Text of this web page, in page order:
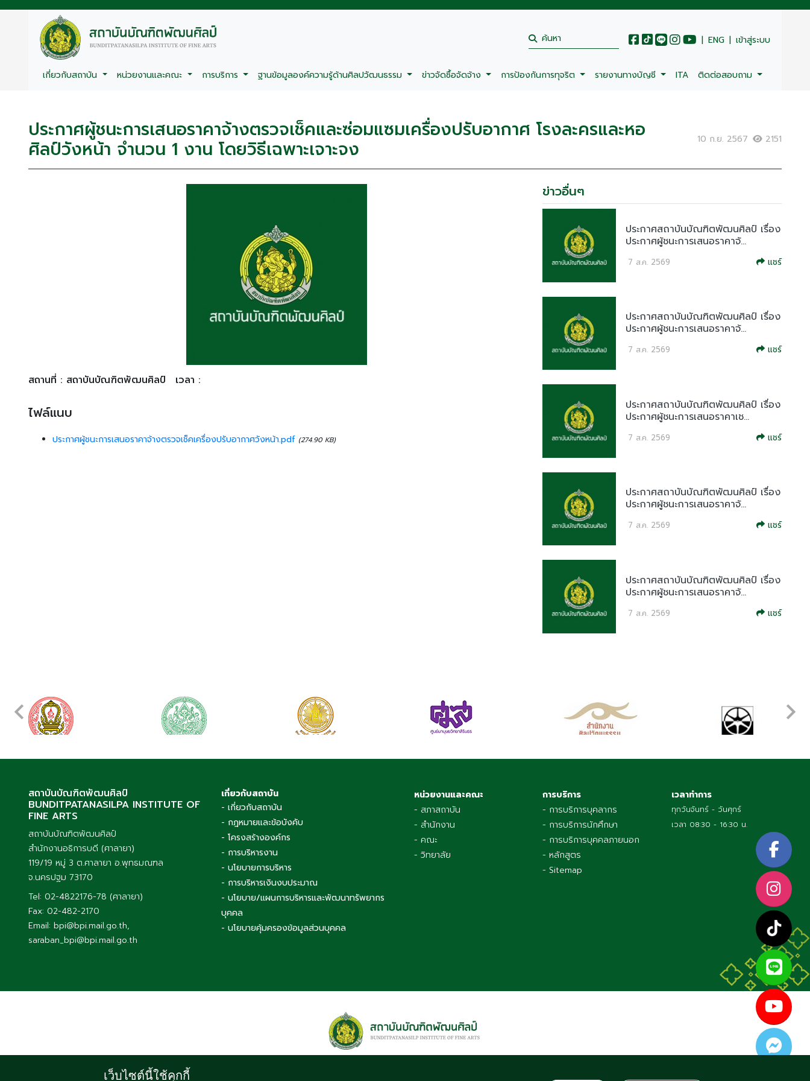
| ENG | เข้าสู่ระบบ
เกี่ยวกับสถาบัน หน่วยงานและคณะ การบริการ ฐานข้อมูลองค์ความรู้ด้านศิลปวัฒนธรรม ข่าวจัดซื้อจัดจ้าง การป้องกันการทุจริต รายงานทางบัญชี ITA ติดต่อสอบถาม
ประกาศผู้ชนะการเสนอราคาจ้างตรวจเช็คและซ่อมแซมเครื่องปรับอากาศ โรงละครและหอ
ศิลป์วังหน้า จำนวน 1 งาน โดยวิธีเฉพาะเจาะจง 10 ก.ย. 2567 2151
สถานที่ : สถาบันบัณฑิตพัฒนศิลป์ เวลา :
ไฟล์แนบ
ประกาศผู้ชนะการเสนอราคาจ้างตรวจเช็คเครื่องปรับอากาศวังหน้า.pdf (274.90 KB)
ข่าวอื่นๆ
ประกาศสถาบันบัณฑิตพัฒนศิลป์ เรื่อง
ประกาศผู้ชนะการเสนอราคาจ้...
7 ส.ค. 2569 แชร์
ประกาศสถาบันบัณฑิตพัฒนศิลป์ เรื่อง
ประกาศผู้ชนะการเสนอราคาจ้...
7 ส.ค. 2569 แชร์
ประกาศสถาบันบัณฑิตพัฒนศิลป์ เรื่อง
ประกาศผู้ชนะการเสนอราคาเช...
7 ส.ค. 2569 แชร์
ประกาศสถาบันบัณฑิตพัฒนศิลป์ เรื่อง
ประกาศผู้ชนะการเสนอราคาจ้...
7 ส.ค. 2569 แชร์
ประกาศสถาบันบัณฑิตพัฒนศิลป์ เรื่อง
ประกาศผู้ชนะการเสนอราคาจ้...
7 ส.ค. 2569 แชร์
สถาบันบัณฑิตพัฒนศิลป์
BUNDITPATANASILPA INSTITUTE OF
FINE ARTS
สถาบันบัณฑิตพัฒนศิลป์
สำนักงานอธิการบดี (ศาลายา)
119/19 หมู่ 3 ต.ศาลายา อ.พุทธมณฑล
จ.นครปฐม 73170
Tel: 02-4822176-78 (ศาลายา)
Fax: 02-482-2170
Email: bpi@bpi.mail.go.th,
saraban_bpi@bpi.mail.go.th
เกี่ยวกับสถาบัน
- เกี่ยวกับสถาบัน
- กฎหมายและข้อบังคับ
- โครงสร้างองค์กร
- การบริหารงาน
- นโยบายการบริหาร
- การบริหารเงินงบประมาณ
- นโยบาย/แผนการบริหารและพัฒนาทรัพยากร
บุคคล
- นโยบายคุ้มครองข้อมูลส่วนบุคคล
หน่วยงานและคณะ
- สภาสถาบัน
- สำนักงาน
- คณะ
- วิทยาลัย
การบริการ
- การบริการบุคลากร
- การบริการนักศึกษา
- การบริการบุคคลภายนอก
- หลักสูตร
- Sitemap
เวลาทำการ
ทุกวันจันทร์ - วันศุกร์
เวลา 08:30 - 16:30 น.
เว็บไซต์นี้ใช้คุกกี้